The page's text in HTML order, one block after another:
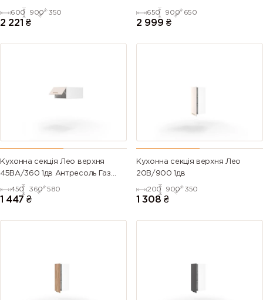
600 900 350
2 221 ₴
650 900 650
2 999 ₴
Кухонна секція Лео верхня
45ВА/360 1дв Антресоль Газ
Ліфт
450 360 580
1 447 ₴
Кухонна секція верхня Лео
20В/900 1дв
200 900 350
1 308 ₴